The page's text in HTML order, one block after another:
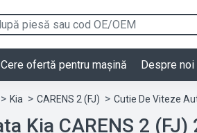
Cere ofertă pentru mașină Despre noi
Kia CARENS 2 (FJ) Cutie De Viteze
Kia CARENS 2